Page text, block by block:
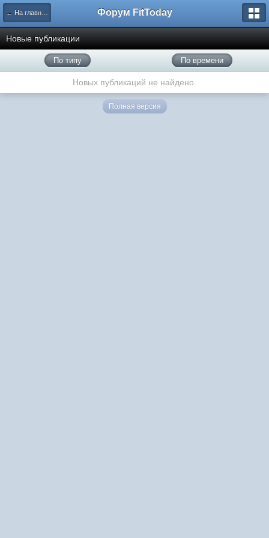
← На главную Форум FitToday
Новые публикации
По типу По времени
Новых публикаций не найдено.
Полная версия